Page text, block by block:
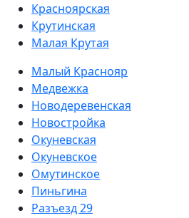
Красноярская
Крутинская
Малая Крутая
Малый Краснояр
Медвежка
Новодеревенская
Новостройка
Окуневская
Окуневское
Омутинское
Пиньгина
Разъезд 29